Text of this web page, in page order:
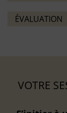
ÉVALUATION
VOTRE